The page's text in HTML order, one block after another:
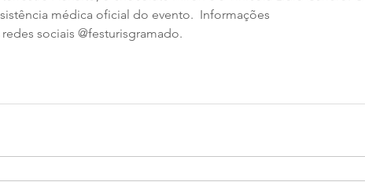
médica oficial do evento.  Informações
sociais @festurisgramado.